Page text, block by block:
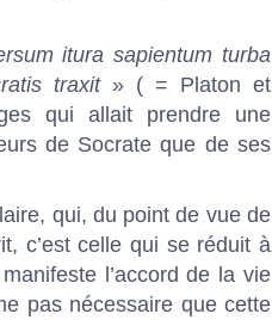
itura sapientum turba
traxit» ( = Platon et
qui allait prendre une
de Socrate que de ses
qui, du point de vue de
c’est celle qui se réduit à
l’accord de la vie
pas nécessaire que cette